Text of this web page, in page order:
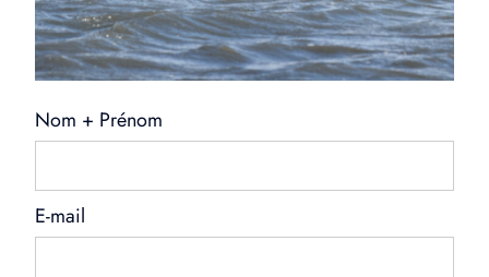
Nom + Prénom
E-mail